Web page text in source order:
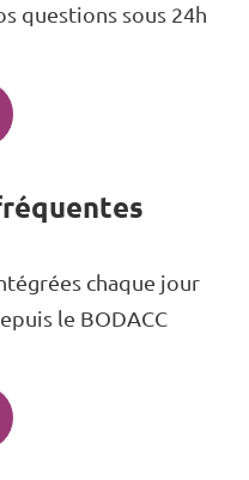
questions sous 24h
chaque jour
le BODACC